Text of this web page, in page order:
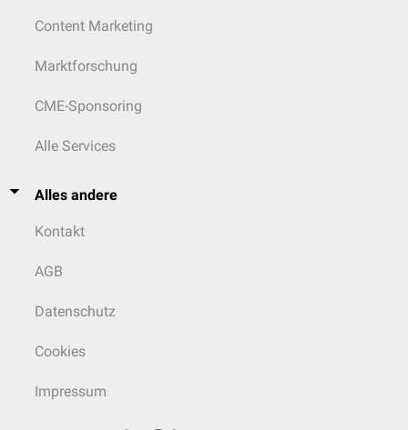
Content Marketing
Marktforschung
CME-Sponsoring
Alle Services
Alles andere
Kontakt
AGB
Datenschutz
Cookies
Impressum